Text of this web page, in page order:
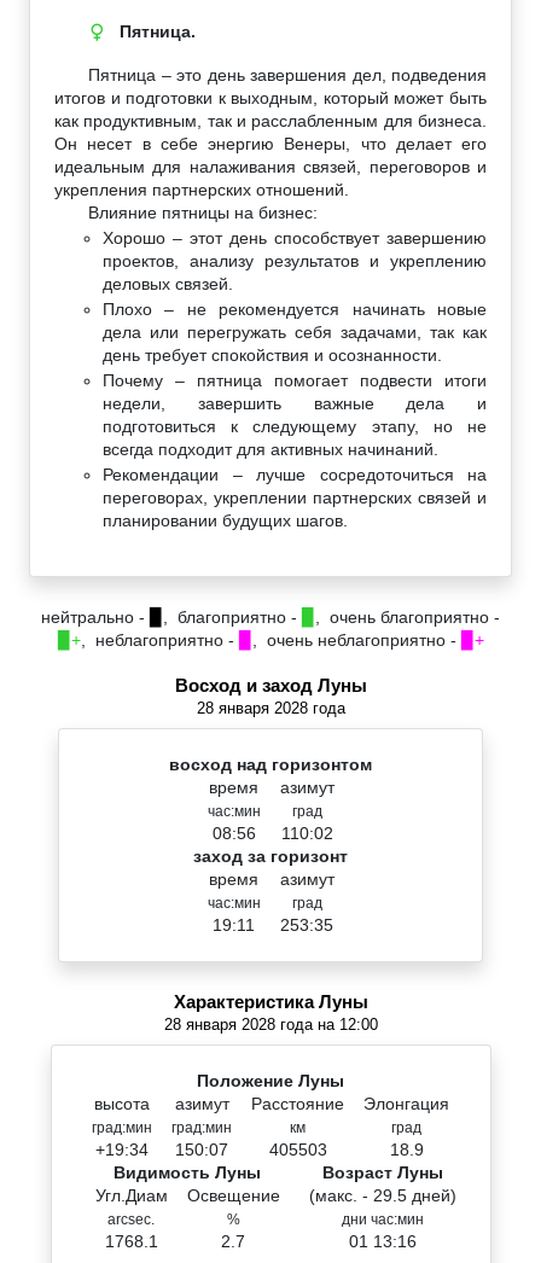
♀ Пятница.
Пятница – это день завершения дел, подведения
итогов и подготовки к выходным, который может быть
как продуктивным, так и расслабленным для бизнеса.
Он несет в себе энергию Венеры, что делает его
идеальным для налаживания связей, переговоров и
укрепления партнерских отношений.
Влияние пятницы на бизнес:
Хорошо – этот день способствует завершению
проектов, анализу результатов и укреплению
деловых связей.
Плохо – не рекомендуется начинать новые
дела или перегружать себя задачами, так как
день требует спокойствия и осознанности.
Почему – пятница помогает подвести итоги
недели, завершить важные дела и
подготовиться к следующему этапу, но не
всегда подходит для активных начинаний.
Рекомендации – лучше сосредоточиться на
переговорах, укреплении партнерских связей и
планировании будущих шагов.
нейтрально - , благоприятно -
, очень благоприятно -
▉+, неблагоприятно - , очень неблагоприятно - ▉+
Восход и заход Луны
28 января 2028 года
восход над горизонтом
время
час:мин
08:56
азимут
град
110:02
заход за горизонт
время
час:мин
19:11
азимут
град
253:35
Характеристика Луны
28 января 2028 года на 12:00
Положение Луны
высота
град:мин
+19:34
азимут
град:мин
150:07
Расстояние
км
405503
Элонгация
град
18.9
Видимость Луны
Угл.Диам
arcsec.
1768.1
Освещение
%
2.7
Возраст Луны
(макс. - 29.5 дней)
дни час:мин
01 13:16